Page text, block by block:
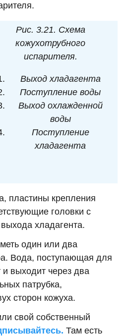
Рис. 3.21. Схема
кожухотрубного
испарителя.
Выход хладагента
Поступление воды
Выход охлажденной
воды
Поступление
хладагента
пластины крепления
головки с
хладагента.
один или два
Вода, поступающая для
выходит через два
патрубка,
сторон кожуха.
свой собственный
Там есть